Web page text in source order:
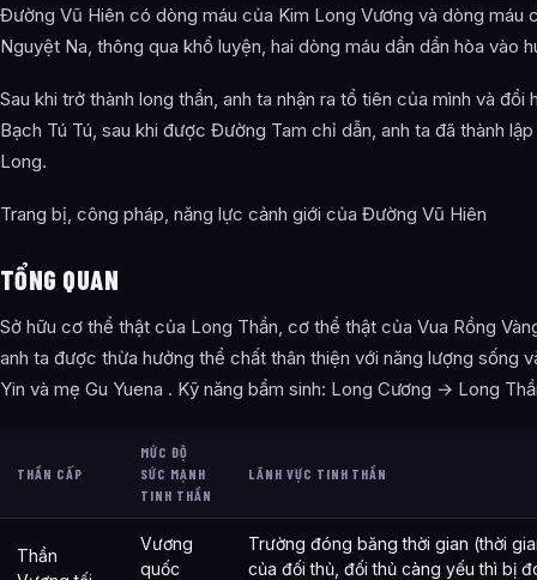
Đường Vũ Hiên có dòng máu của Kim Long Vương và dòng
Nguyệt Na, thông qua khổ luyện, hai dòng máu dần dần hòa vào
Sau khi trở thành long thần, anh ta nhận ra tổ tiên của mình và
Bạch Tú Tú, sau khi được Đường Tam chỉ dẫn, anh ta đã thành
Long.
Trang bị, công pháp, năng lực cảnh giới của Đường Vũ Hiên
TỔNG QUAN
Sở hữu cơ thể thật của Long Thần, cơ thể thật của Vua Rồng
anh ta được thừa hưởng thể chất thân thiện với năng lượng sống
Yin và mẹ Gu Yuena . Kỹ năng bẩm sinh: Long Cương → Long
THẦN CẤP
MỨC ĐỘ
SỨC MẠNH
TINH THẦN
LÃNH VỰC TINH THẦN
Thần
Vương
quốc
Trường đóng băng thời gian (thời
của đối thủ, đối thủ càng yếu thì bị